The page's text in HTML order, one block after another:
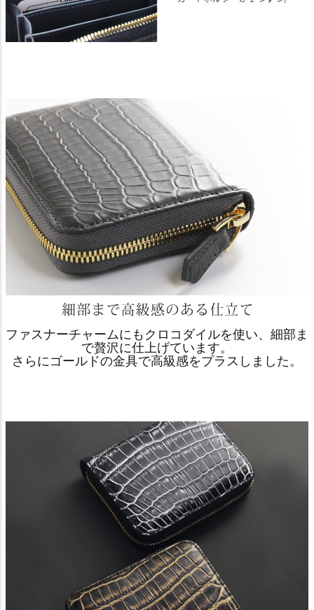
ファスナーチャームにもクロコダイルを使い、細部ま
で贅沢に仕上げています。
さらにゴールドの金具で高級感をプラスしました。